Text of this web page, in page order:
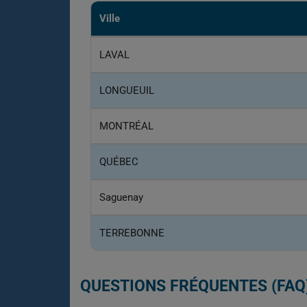
Ville
LAVAL
LONGUEUIL
MONTRÉAL
QUÉBEC
Saguenay
TERREBONNE
QUESTIONS FRÉQUENTES